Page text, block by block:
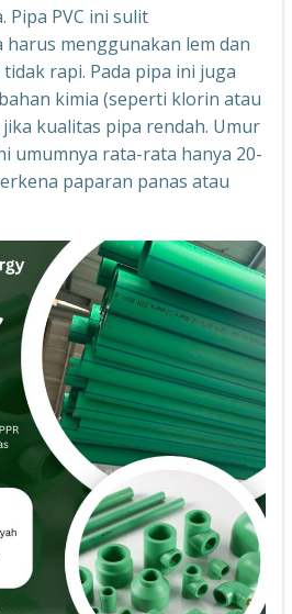
Pipa PVC ini sulit
menggunakan lem dan
rapi. Pada pipa ini juga
kimia (seperti klorin atau
kualitas pipa rendah. Umur
umumnya rata-rata hanya 20-
paparan panas atau